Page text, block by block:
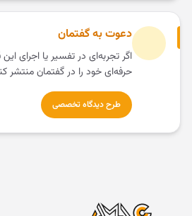
دعوت به گفتمان
اگر تجربه‌ای در تفسیر یا اجرای این
حرفه‌ای خود را در گفتمان منتشر
طرح دیدگاه تخصصی